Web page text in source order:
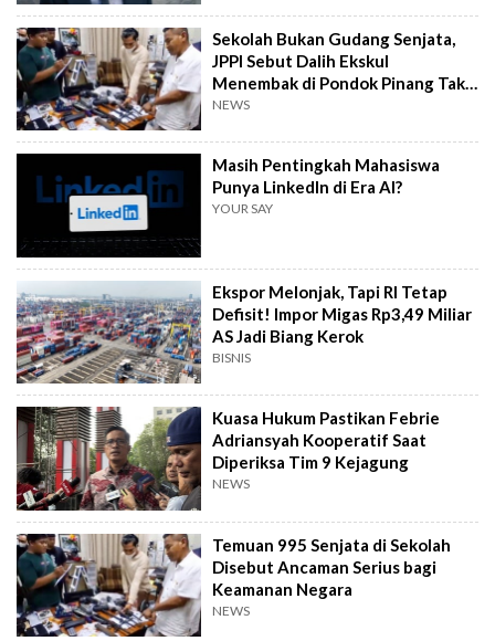
Sekolah Bukan Gudang Senjata,
JPPI Sebut Dalih Ekskul
Menembak di Pondok Pinang Tak
Masuk Akal
NEWS
Masih Pentingkah Mahasiswa
Punya LinkedIn di Era AI?
YOUR SAY
Ekspor Melonjak, Tapi RI Tetap
Defisit! Impor Migas Rp3,49 Miliar
AS Jadi Biang Kerok
BISNIS
Kuasa Hukum Pastikan Febrie
Adriansyah Kooperatif Saat
Diperiksa Tim 9 Kejagung
NEWS
Temuan 995 Senjata di Sekolah
Disebut Ancaman Serius bagi
Keamanan Negara
NEWS